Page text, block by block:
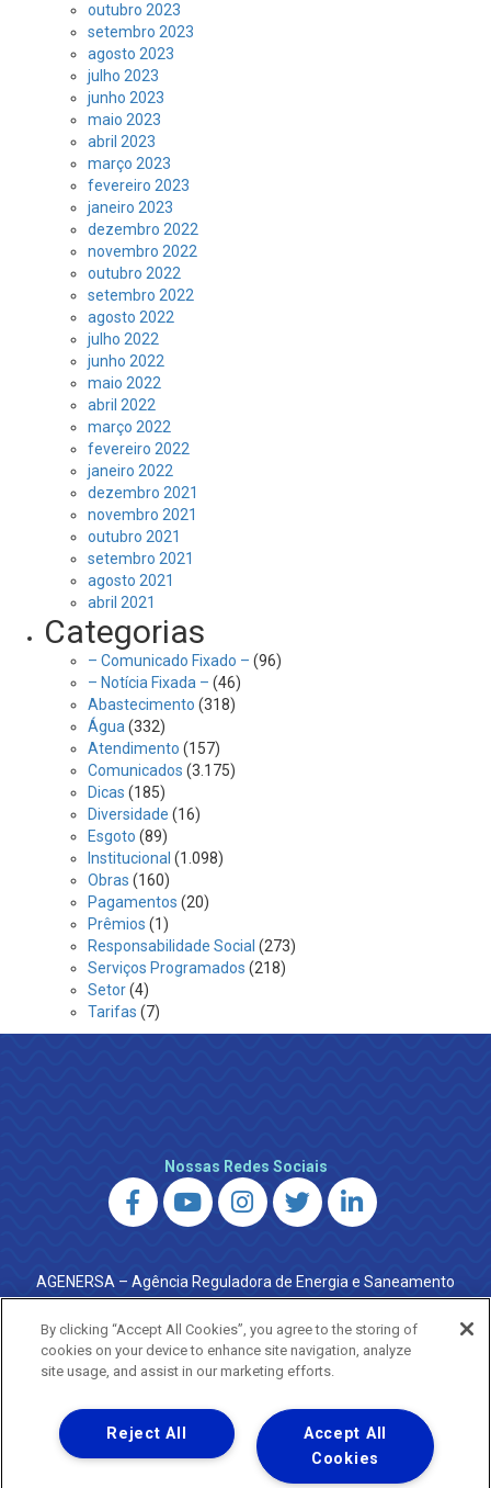
outubro 2023
setembro 2023
agosto 2023
julho 2023
junho 2023
maio 2023
abril 2023
março 2023
fevereiro 2023
janeiro 2023
dezembro 2022
novembro 2022
outubro 2022
setembro 2022
agosto 2022
julho 2022
junho 2022
maio 2022
abril 2022
março 2022
fevereiro 2022
janeiro 2022
dezembro 2021
novembro 2021
outubro 2021
setembro 2021
agosto 2021
abril 2021
Categorias
– Comunicado Fixado – (96)
– Notícia Fixada – (46)
Abastecimento (318)
Água (332)
Atendimento (157)
Comunicados (3.175)
Dicas (185)
Diversidade (16)
Esgoto (89)
Institucional (1.098)
Obras (160)
Pagamentos (20)
Prêmios (1)
Responsabilidade Social (273)
Serviços Programados (218)
Setor(4)
Tarifas (7)
Nossas Redes Sociais
AGENERSA – Agência Reguladora de Energia e Saneamento
do Estado do Rio de Janeiro
0800 024 9040 · (21) 2332-6457 (WhatsApp) ·
ouvidoria@agenersa.rj.gov.br/ouvidoria.agenersa@gmail.com
·http://www.agenersa.rj.gov.br
Uma empresa
Copyright ® 2026 - Todos os Direitos Reservados.
By clicking “Accept All Cookies”, you agree to the storing of
cookies on your device to enhance site navigation, analyze
site usage, and assist in our marketing efforts.
Accept All
Cookies
Reject All